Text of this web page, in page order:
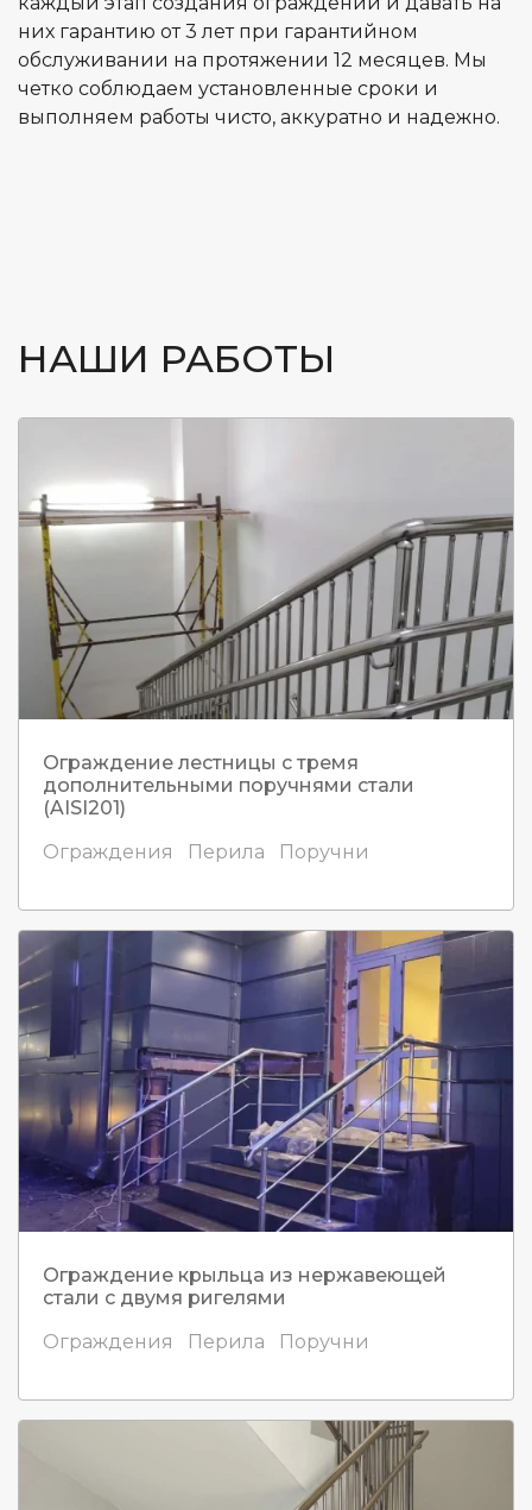
них гарантию от 3 лет при гарантийном
обслуживании на протяжении 12 месяцев. Мы
четко соблюдаем установленные сроки и
выполняем работы чисто, аккуратно и надежно.
НАШИ РАБОТЫ
Ограждение лестницы с тремя
дополнительными поручнями стали
(AISI201)
Ограждения
Перила Поручни
Ограждение крыльца из нержавеющей
стали с двумя ригелями
Ограждения
Перила Поручни